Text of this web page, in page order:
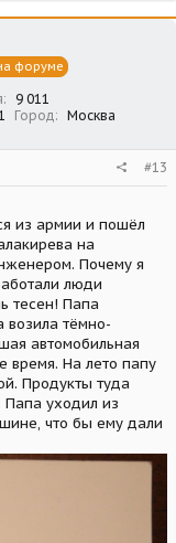
форуме
9 011
Город
Москва
#13
из армии и пошёл
на
Почему я
люди
тесен! Папа
возила тёмно-
автомобильная
время. На лето папу
Продукты туда
Папа уходил из
что бы ему дали